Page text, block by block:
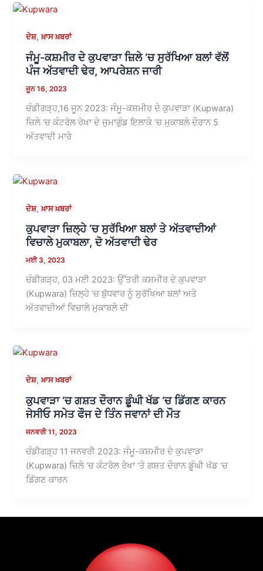
ਦੇਸ਼,ਖ਼ਾਸ ਖ਼ਬਰਾਂ
ਜੰਮੂ-ਕਸ਼ਮੀਰ ਦੇ ਕੁਪਵਾੜਾ ਜ਼ਿਲੇ ‘ਚ ਸੁਰੱਖਿਆ ਬਲਾਂ ਵੱਲੋਂ
ਪੰਜ ਅੱਤਵਾਦੀ ਢੇਰ, ਆਪਰੇਸ਼ਨ ਜਾਰੀ
ਜੂਨ 16, 2023
ਚੰਡੀਗੜ੍ਹ,16 ਜੂਨ 2023: ਜੰਮੂ-ਕਸ਼ਮੀਰ ਦੇ ਕੁਪਵਾੜਾ (Kupwara)
ਜ਼ਿਲੇ ‘ਚ ਕੰਟਰੋਲ ਰੇਖਾ ਦੇ ਜੁਮਾਗੁੰਡ ਇਲਾਕੇ ‘ਚ ਮੁਕਾਬਲੇ ਦੌਰਾਨ 5
ਅੱਤਵਾਦੀ ਮਾਰੇ
ਦੇਸ਼,ਖ਼ਾਸ ਖ਼ਬਰਾਂ
ਕੁਪਵਾੜਾ ਜ਼ਿਲ੍ਹੇ ‘ਚ ਸੁਰੱਖਿਆ ਬਲਾਂ ਤੇ ਅੱਤਵਾਦੀਆਂ
ਵਿਚਾਲੇ ਮੁਕਾਬਲਾ, ਦੋ ਅੱਤਵਾਦੀ ਢੇਰ
ਮਈ 3, 2023
ਚੰਡੀਗੜ੍ਹ, 03 ਮਈ 2023: ਉੱਤਰੀ ਕਸ਼ਮੀਰ ਦੇ ਕੁਪਵਾੜਾ
(Kupwara) ਜ਼ਿਲ੍ਹੇ ‘ਚ ਬੁੱਧਵਾਰ ਨੂੰ ਸੁਰੱਖਿਆ ਬਲਾਂ ਅਤੇ
ਅੱਤਵਾਦੀਆਂ ਵਿਚਾਲੇ ਮੁਕਾਬਲੇ ਦੀ
ਦੇਸ਼,ਖ਼ਾਸ ਖ਼ਬਰਾਂ
ਕੁਪਵਾੜਾ ‘ਚ ਗਸ਼ਤ ਦੌਰਾਨ ਡੂੰਘੀ ਖੱਡ ‘ਚ ਡਿੱਗਣ ਕਾਰਨ
ਜੇਸੀਓ ਸਮੇਤ ਫੌਜ ਦੇ ਤਿੰਨ ਜਵਾਨਾਂ ਦੀ ਮੌਤ
ਜਨਵਰੀ 11, 2023
ਚੰਡੀਗੜ੍ਹ 11 ਜਨਵਰੀ 2023: ਜੰਮੂ-ਕਸ਼ਮੀਰ ਦੇ ਕੁਪਵਾੜਾ
(Kupwara) ਜ਼ਿਲੇ ‘ਚ ਕੰਟਰੋਲ ਰੇਖਾ ‘ਤੇ ਗਸ਼ਤ ਦੌਰਾਨ ਡੂੰਘੀ ਖੱਡ ‘ਚ
ਡਿੱਗਣ ਕਾਰਨ